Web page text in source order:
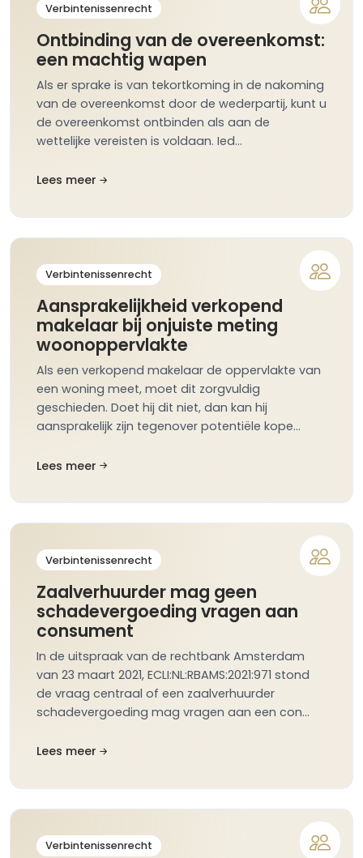
Verbintenissenrecht
Ontbinding van de overeenkomst:
een machtig wapen
Als er sprake is van tekortkoming in de nakoming
van de overeenkomst door de wederpartij, kunt u
de overeenkomst ontbinden als aan de
wettelijke vereisten is voldaan. Ied…
Lees meer
Verbintenissenrecht
Aansprakelijkheid verkopend
makelaar bij onjuiste meting
woonoppervlakte
Als een verkopend makelaar de oppervlakte van
een woning meet, moet dit zorgvuldig
geschieden. Doet hij dit niet, dan kan hij
aansprakelijk zijn tegenover potentiële kope…
Lees meer
Verbintenissenrecht
Zaalverhuurder mag geen
schadevergoeding vragen aan
consument
In de uitspraak van de rechtbank Amsterdam
van 23 maart 2021, ECLI:NL:RBAMS:2021:971 stond
de vraag centraal of een zaalverhuurder
schadevergoeding mag vragen aan een con…
Lees meer
Verbintenissenrecht